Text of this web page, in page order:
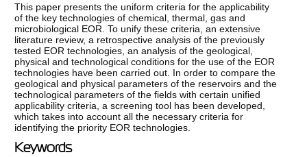
This paper presents the uniform criteria for the applicability
of the key technologies of chemical, thermal, gas and
microbiological EOR. To unify these criteria, an extensive
literature review, a retrospective analysis of the previously
tested EOR technologies, an analysis of the geological,
physical and technological conditions for the use of the EOR
technologies have been carried out. In order to compare the
geological and physical parameters of the reservoirs and the
technological parameters of the fields with certain unified
applicability criteria, a screening tool has been developed,
which takes into account all the necessary criteria for
identifying the priority EOR technologies.
Keywords